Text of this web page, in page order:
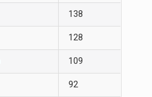
138
128
109
92